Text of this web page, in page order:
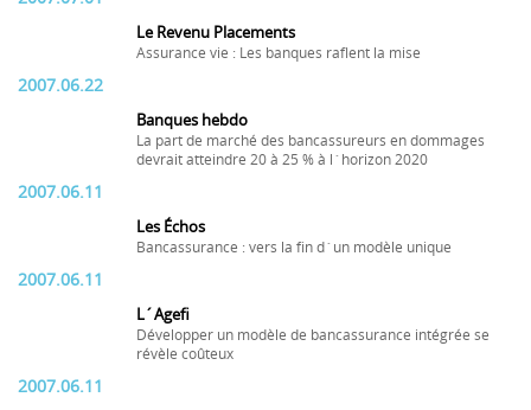
Le Revenu Placements
Assurance vie : Les banques raflent la mise
2007.06.22
Banques hebdo
La part de marché des bancassureurs en dommages
devrait atteindre 20 à 25 % à l´horizon 2020
2007.06.11
Les Échos
Bancassurance : vers la fin d´un modèle unique
2007.06.11
L´Agefi
Développer un modèle de bancassurance intégrée se
révèle coûteux
2007.06.11